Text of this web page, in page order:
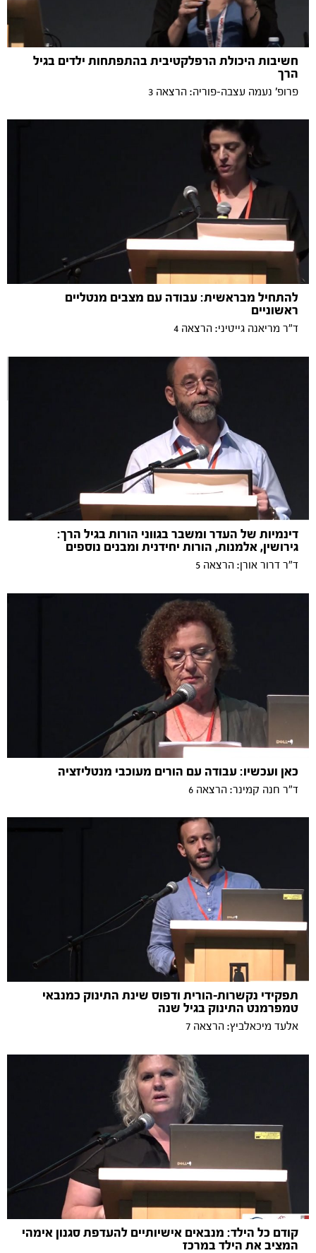
חשיבות היכולת הרפלקטיבית בהתפתחות ילדים בגיל
הרך
פרופ' נעמה עצבה-פוריה: הרצאה 3
להתחיל מבראשית: עבודה עם מצבים מנטליים
ראשוניים
ד"ר מריאנה גייטיני: הרצאה 4
דינמיות של העדר ומשבר בגווני הורות בגיל הרך:
גירושין, אלמנות, הורות יחידנית ומבנים נוספים
ד"ר דרור אורן: הרצאה 5
כאן ועכשיו: עבודה עם הורים מעוכבי מנטליזציה
ד"ר חנה קמינר: הרצאה 6
תפקידי נקשרות-הורית ודפוס שינת התינוק כמנבאי
טמפרמנט התינוק בגיל שנה
אלעד מיכאלביץ: הרצאה 7
קודם כל הילד: מנבאים אישיותיים להעדפת סגנון אימהי
המציב את הילד במרכז